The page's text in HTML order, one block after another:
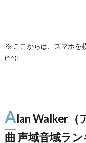
※ ここからは、スマホを
(^^)!
Alan Walker（
曲 声域音域ラ